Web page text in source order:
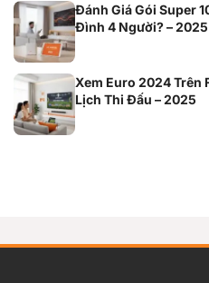
Đánh Giá Gói Super
Đình 4 Người? – 2025
Xem Euro 2024 Trên
Lịch Thi Đấu – 2025